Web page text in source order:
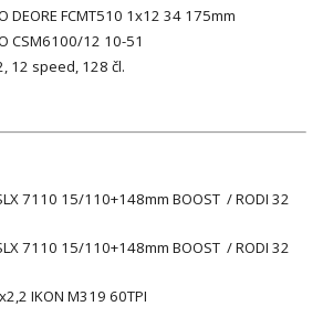
DEORE FCMT510 1x12 34 175mm
CSM6100/12 10-51
12 speed, 128 čl.
7110 15/110+148mm BOOST / RODI 32
7110 15/110+148mm BOOST / RODI 32
IKON M319 60TPI